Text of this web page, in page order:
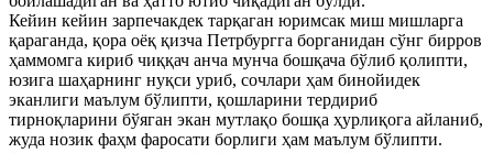
Кейин кейин зарпечакдек тарқаган юримсак миш мишларга
қараганда, қора оёқ қизча Петрбургга борганидан сўнг бирров
ҳаммомга кириб чиққач анча мунча бошқача бўлиб қолипти,
юзига шаҳарнинг нуқси уриб, сочлари ҳам бинойидек
эканлиги маълум бўлипти, қошларини тердириб
тирноқларини бўяган экан мутлақо бошқа ҳурлиқога айланиб,
жуда нозик фаҳм фаросати борлиги ҳам маълум бўлипти.